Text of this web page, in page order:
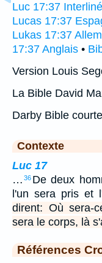
Luc 17:37
Lucas 17:37
Lukas 17:37
17:37 Anglais •
Version Louis
La Bible David
Darby Bible
Contexte
Luc 17
… 36 De deux
l'un sera pris et
dirent: Où sera-
sera le corps, là
Références